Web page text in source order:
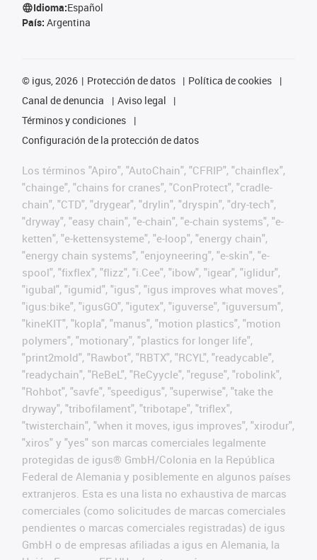
Idioma:Español
País: Argentina
© igus, 2026 Protección de datos
Política de cookies
Canal de denuncia
Aviso legal
Términos y condiciones
Configuración de la protección de datos
Los términos "Apiro", "AutoChain", "CFRIP", "chainflex",
"chainge", "chains for cranes", "ConProtect", "cradle-
chain", "CTD", "drygear", "drylin", "dryspin", "dry-tech",
"dryway", "easy chain", "e-chain", "e-chain systems", "e-
ketten", "e-kettensysteme", "e-loop", "energy chain",
"energy chain systems", "enjoyneering", "e-skin", "e-
spool", "fixflex", "flizz", "i.Cee", "ibow", "igear", "iglidur",
"igubal", "igumid", "igus", "igus improves what moves",
"igus:bike", "igusGO", "igutex", "iguverse", "iguversum",
"kineKIT", "kopla", "manus", "motion plastics", "motion
polymers", "motionary", "plastics for longer life",
"print2mold", "Rawbot", "RBTX", "RCYL", "readycable",
"readychain", "ReBeL", "ReCyycle", "reguse", "robolink",
"Rohbot", "savfe", "speedigus", "superwise", "take the
dryway", "tribofilament", "tribotape", "triflex",
"twisterchain", "when it moves, igus improves", "xirodur",
"xiros" y "yes" son marcas comerciales legalmente
protegidas de igus® GmbH/Colonia en la República
Federal de Alemania y posiblemente en algunos países
extranjeros. Esta es una lista no exhaustiva de marcas
comerciales (como solicitudes de marcas comerciales
pendientes o marcas comerciales registradas) de igus
GmbH o de empresas afiliadas a igus en Alemania, la